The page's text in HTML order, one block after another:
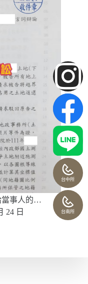
當事人的…
24 日
台中所
台南所